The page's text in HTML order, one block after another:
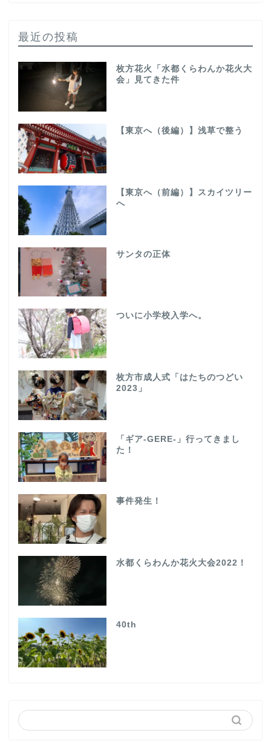
最近の投稿
枚方花火「水都くらわんか花火大
会」見てきた件
【東京へ（後編）】浅草で整う
【東京へ（前編）】スカイツリー
へ
サンタの正体
ついに小学校入学へ。
枚方市成人式「はたちのつどい
2023」
「ギア-GERE-」行ってきまし
た！
事件発生！
水都くらわんか花火大会2022！
40th